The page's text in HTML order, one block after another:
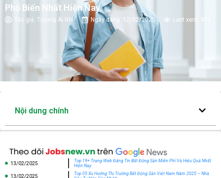
Phổ Biến Nhất Hiện Nay
Tác giả: Trương Ái Nhi Ngày đăng: 12/02/2025 Lượt xem: 871
13/02/2025
Top 19+ Trang Web Đăng Tin Bất Động Sản Miễn Phí Và Hiệu Quả Nhất
Hiện Nay
13/02/2025
Top 05 Xu Hướng Thị Trường Bất Động Sản Việt Nam Năm 2025 – Nhà
Nội dung chính